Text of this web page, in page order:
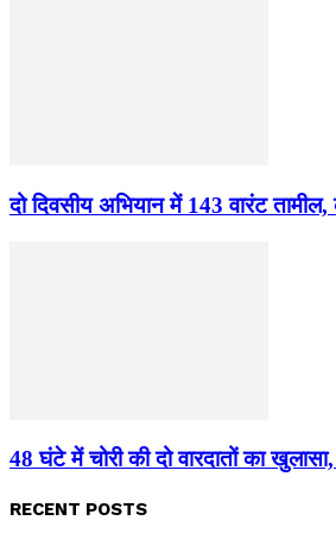
दो दिवसीय अभियान में 143 वारंट
48 घंटे में चोरी की दो वारदातों का
RECENT POSTS